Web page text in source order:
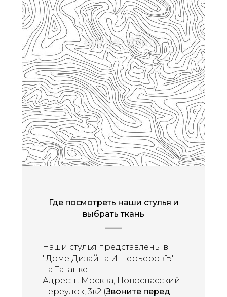
Где посмотреть наши стулья и
выбрать ткань
Наши стулья представлены в
"Доме Дизайна ИнтерьеровЪ"
на Таганке
Адрес: г. Москва, Новоспасский
переулок, 3к2 (Звоните перед